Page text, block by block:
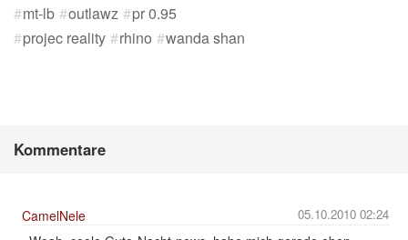
mt-lb
outlawz
pr 0.95
projec reality
rhino wanda shan
Kommentare
05.10.2010 02:24
CamelNele